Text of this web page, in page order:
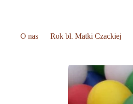
O nas Rok bł. Matki Czackiej